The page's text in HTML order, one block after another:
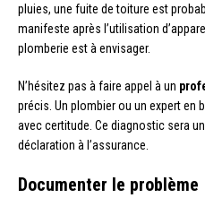
pluies, une fuite de toiture est
manifeste après l’utilisation
plomberie est à envisager.
N’hésitez pas à faire appel à un
précis. Un plombier ou un expert en
avec certitude. Ce diagnostic sera
déclaration à l’assurance.
Documenter le problème